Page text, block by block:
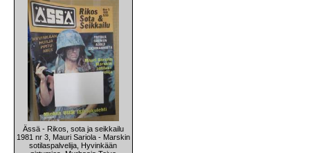
Ässä - Rikos, sota ja seikkailu
1981 nr 3, Mauri Sariola - Marskin
sotilaspalvelija, Hyvinkään